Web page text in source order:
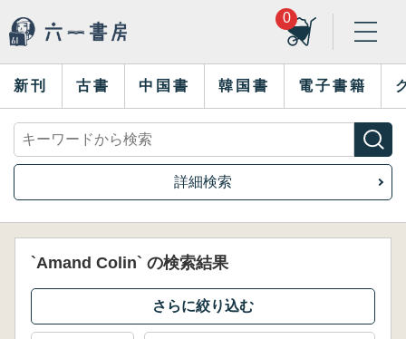
0
新刊 古書 中国書 韓国書 電子書籍
詳細検索
`Amand Colin` の検索結果